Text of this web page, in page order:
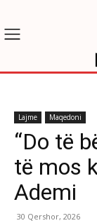
Lajme Maqedoni
“Do të
të mos
Ademi
30 Qershor, 2026